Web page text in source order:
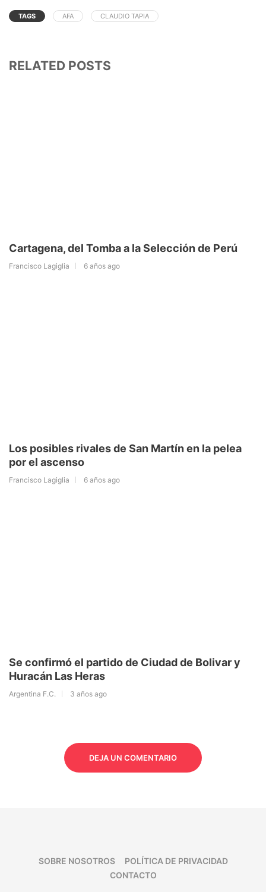
TAGS AFA CLAUDIO TAPIA
RELATED POSTS
Cartagena, del Tomba a la Selección de Perú
Francisco Lagiglia 6 años ago
Los posibles rivales de San Martín en la pelea
por el ascenso
Francisco Lagiglia 6 años ago
Se confirmó el partido de Ciudad de Bolivar y
Huracán Las Heras
Argentina F.C. 3 años ago
DEJA UN COMENTARIO
SOBRE NOSOTROS
POLÍTICA DE PRIVACIDAD
CONTACTO